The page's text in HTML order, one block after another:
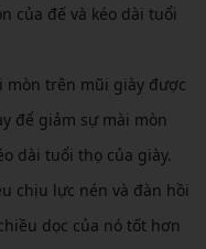
của đế và kéo dài tuổi
mòn trên mũi giày được
để giảm sự mài mòn
dài tuổi thọ của giày.
chịu lực nén và đàn hồi
dọc của nó tốt hơn